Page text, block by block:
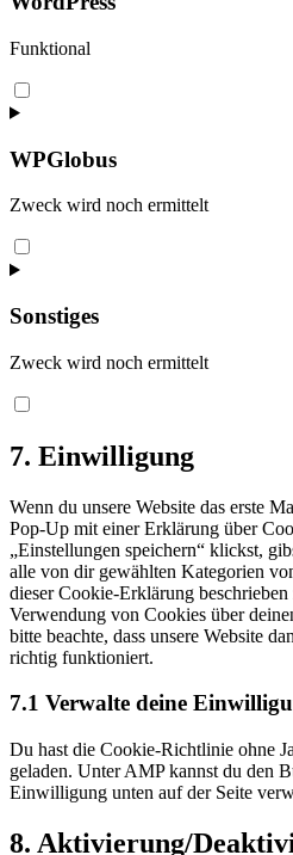
Funktional
Consent
to
wordpress
WPGlobus
Zweck wird noch ermittelt
Consent
to
wpglobus
Sonstiges
Zweck wird noch ermittelt
Consent
service
sonstiges
7. Einwilligung
Wenn du unsere Website das erste
Pop-Up mit einer Erklärung über
„Einstellungen speichern“ klickst,
alle von dir gewählten Kategorien
dieser Cookie-Erklärung
Verwendung von Cookies über
bitte beachte, dass unsere Website
richtig funktioniert.
7.1 Verwalte deine
Du hast die Cookie-Richtlinie ohne
geladen. Unter AMP kannst du den
Einwilligung unten auf der Seite
8. Aktivierung/